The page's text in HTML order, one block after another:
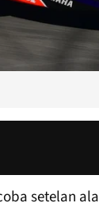
setelan